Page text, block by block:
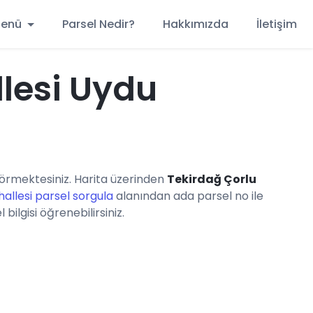
Parsel Nedir? Hakkımızda İletişim
Uydu
Harita üzerinden Tekirdağ Çorlu
parsel sorgulaalanından ada parsel no ile
öğrenebilirsiniz.